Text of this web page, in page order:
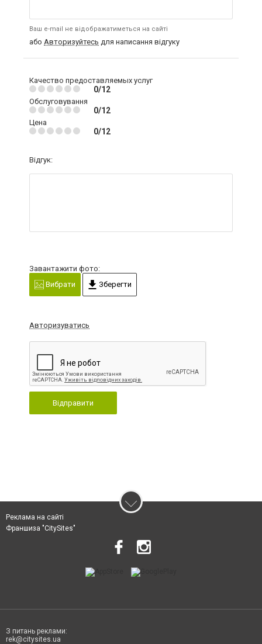
Ваш e-mail не відображатиметься на сайті
або Авторизуйтесь для написання відгуку
Качество предоставляемых услуг
0/12
Обслуговування
0/12
Цена
0/12
Відгук:
Завантажити фото:
Вибрати
Зберегти
Авторизуватись
Відправити
Реклама на сайті
Франшиза "CitySites"
З питань реклами:
rek@citysites.ua